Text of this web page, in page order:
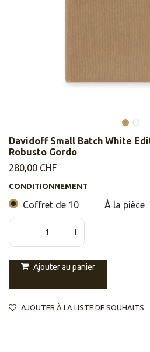
Davidoff Small Batch White
Robusto Gordo
280,00 CHF
CONDITIONNEMENT
Coffret de 10 À la pièce
Ajouter au panier
AJOUTER À LA LISTE DE SOUHAITS